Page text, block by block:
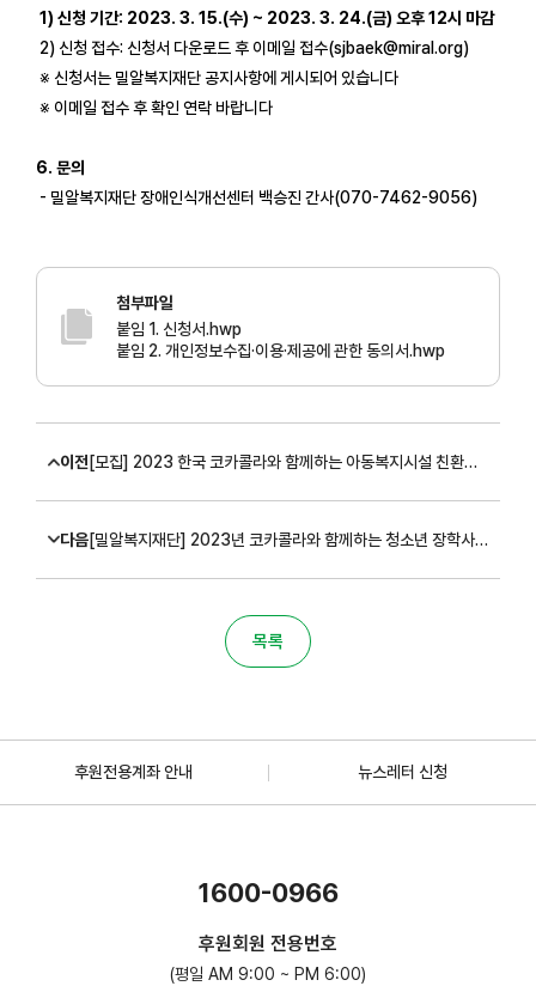
1) 신청 기간: 2023. 3. 15.(수) ~ 2023. 3. 24.(금) 오후 12시 마감
2) 신청 접수: 신청서 다운로드 후 이메일 접수(sjbaek@miral.org)
※ 신청서는 밀알복지재단 공지사항에 게시되어 있습니다
※ 이메일 접수 후 확인 연락 바랍니다
6. 문의
- 밀알복지재단 장애인식개선센터 백승진 간사(070-7462-9056)
첨부파일
붙임 1. 신청서.hwp
붙임 2. 개인정보수집·이용·제공에 관한 동의서.hwp
이전 [모집] 2023 한국 코카콜라와 함께하는 아동복지시설 친환경 숲 조성 캠페인 신청 안내(~3/24)
다음 [밀알복지재단] 2023년 코카콜라와 함께하는 청소년 장학사업 모집공고
목록
후원전용계좌 안내 뉴스레터 신청
1600-0966
후원회원 전용번호
(평일 AM 9:00 ~ PM 6:00)